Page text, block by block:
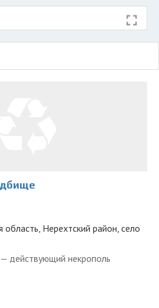
область, Нерехтский район, село
действующий некрополь